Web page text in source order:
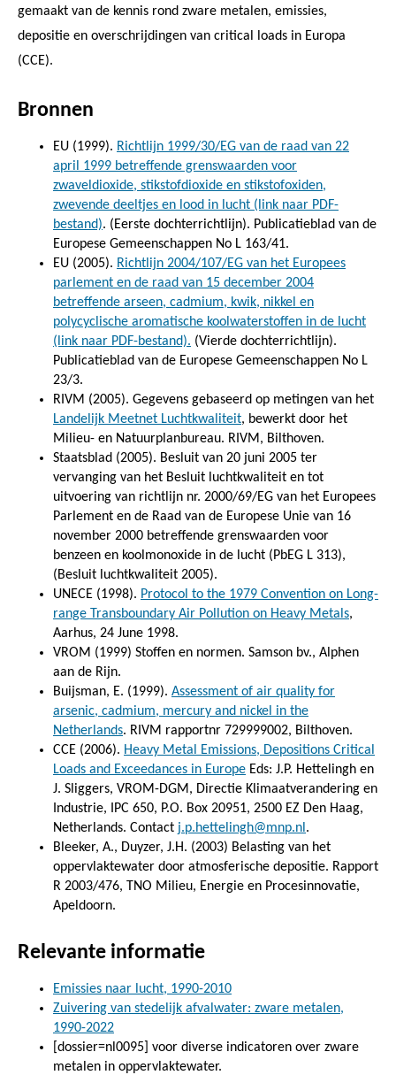
gemaakt van de kennis rond zware metalen, emissies,
depositie en overschrijdingen van critical loads in Europa
(CCE).
Bronnen
EU (1999). Richtlijn 1999/30/EG van de raad van 22
april 1999 betreffende grenswaarden voor
zwaveldioxide, stikstofdioxide en stikstofoxiden,
zwevende deeltjes en lood in lucht (link naar PDF-
bestand). (Eerste dochterrichtlijn). Publicatieblad van de
Europese Gemeenschappen No L 163/41.
EU (2005). Richtlijn 2004/107/EG van het Europees
parlement en de raad van 15 december 2004
betreffende arseen, cadmium, kwik, nikkel en
polycyclische aromatische koolwaterstoffen in de lucht
(link naar PDF-bestand). (Vierde dochterrichtlijn).
Publicatieblad van de Europese Gemeenschappen No L
23/3.
RIVM (2005). Gegevens gebaseerd op metingen van het
Landelijk Meetnet Luchtkwaliteit, bewerkt door het
Milieu- en Natuurplanbureau. RIVM, Bilthoven.
Staatsblad (2005). Besluit van 20 juni 2005 ter
vervanging van het Besluit luchtkwaliteit en tot
uitvoering van richtlijn nr. 2000/69/EG van het Europees
Parlement en de Raad van de Europese Unie van 16
november 2000 betreffende grenswaarden voor
benzeen en koolmonoxide in de lucht (PbEG L 313),
(Besluit luchtkwaliteit 2005).
UNECE (1998). Protocol to the 1979 Convention on Long-
range Transboundary Air Pollution on Heavy Metals,
Aarhus, 24 June 1998.
VROM (1999) Stoffen en normen. Samson bv., Alphen
aan de Rijn.
Buijsman, E. (1999). Assessment of air quality for
arsenic, cadmium, mercury and nickel in the
Netherlands. RIVM rapportnr 729999002, Bilthoven.
CCE (2006). Heavy Metal Emissions, Depositions Critical
Loads and Exceedances in Europe Eds: J.P. Hettelingh en
J. Sliggers, VROM-DGM, Directie Klimaatverandering en
Industrie, IPC 650, P.O. Box 20951, 2500 EZ Den Haag,
Netherlands. Contact j.p.hettelingh@mnp.nl .
Bleeker, A., Duyzer, J.H. (2003) Belasting van het
oppervlaktewater door atmosferische depositie. Rapport
R 2003/476, TNO Milieu, Energie en Procesinnovatie,
Apeldoorn.
Relevante informatie
Emissies naar lucht, 1990-2010
Zuivering van stedelijk afvalwater: zware metalen,
1990-2022
[dossier=nl0095] voor diverse indicatoren over zware
metalen in oppervlaktewater.